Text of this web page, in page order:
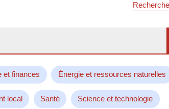
et finances Énergie et ressources naturelles
local Santé Science et technologie